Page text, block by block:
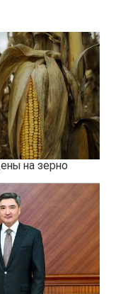
на зерно